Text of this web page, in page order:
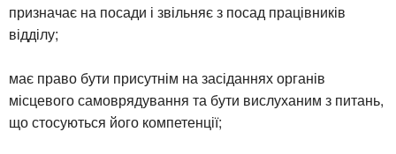
призначає на посади і звільняє з посад працівників
відділу;
має право бути присутнім на засіданнях органів
місцевого самоврядування та бути вислуханим з питань,
що стосуються його компетенції;